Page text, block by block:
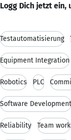
Logg Dich jetzt ein,
Testautomatisierung
Equipment Integration
Robotics PLC
Software Development
Reliability Team work